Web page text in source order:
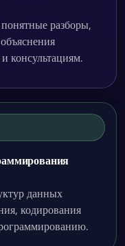
разборы,
консультациям.
данных
кодирования